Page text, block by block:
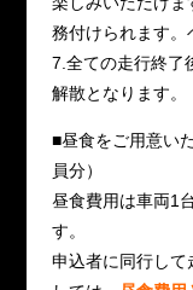
務付けられます。
7.全ての走行終了
解散となります。
■昼食をご用意い
員分）
昼食費用は車両1
す。
申込者に同行して